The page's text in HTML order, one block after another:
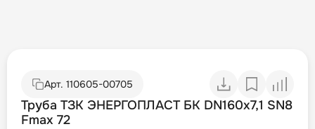
Арт. 110605-00705
Труба ТЗК ЭНЕРГОПЛАСТ БК DN160х7,1 SN8
Fmax 72